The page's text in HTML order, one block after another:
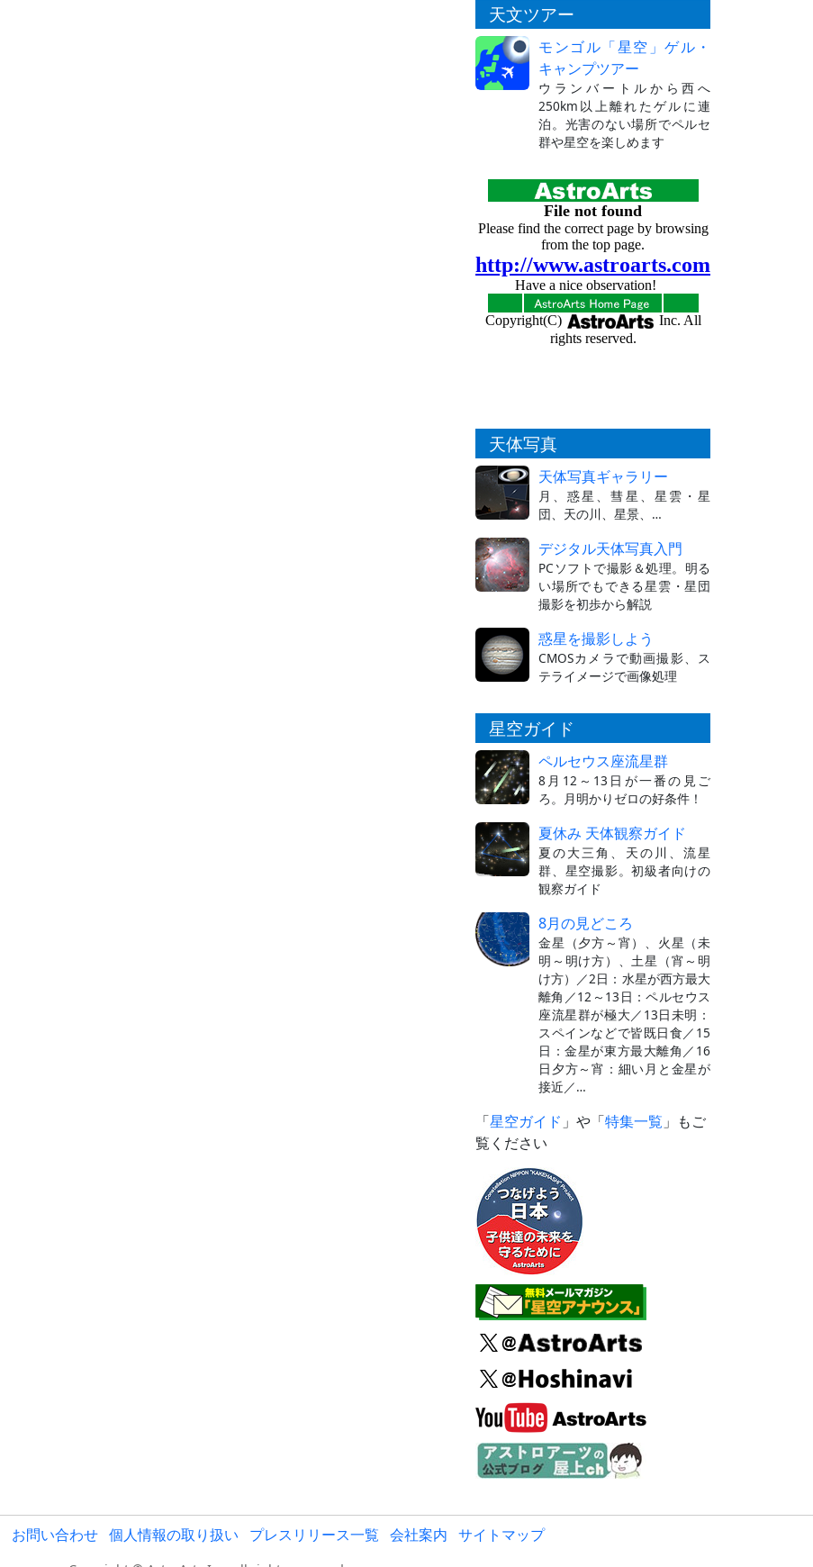
天文ツアー
モンゴル「星空」ゲル・
キャンプツアー
ウランバートルから西へ
250km以上離れたゲルに連
泊。光害のない場所でペルセ
群や星空を楽しめます
天体写真
天体写真ギャラリー
月、惑星、彗星、星雲・星
団、天の川、星景、…
デジタル天体写真入門
PCソフトで撮影＆処理。明る
い場所でもできる星雲・星団
撮影を初歩から解説
惑星を撮影しよう
CMOSカメラで動画撮影、ス
テライメージで画像処理
星空ガイド
ペルセウス座流星群
8月12～13日が一番の見ご
ろ。月明かりゼロの好条件！
夏休み 天体観察ガイド
夏の大三角、天の川、流星
群、星空撮影。初級者向けの
観察ガイド
8月の見どころ
金星（夕方～宵）、火星（未
明～明け方）、土星（宵～明
け方）／2日：水星が西方最大
離角／12～13日：ペルセウス
座流星群が極大／13日未明：
スペインなどで皆既日食／15
日：金星が東方最大離角／16
日夕方～宵：細い月と金星が
接近／…
「星空ガイド 」や「特集一覧 」もご
覧ください
お問い合わせ 個人情報の取り扱い プレスリリース一覧 会社案内 サイトマップ